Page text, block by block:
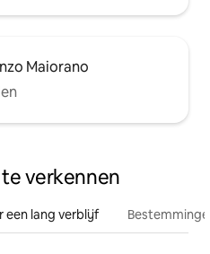
Maiorano
verkennen
een lang verblijf